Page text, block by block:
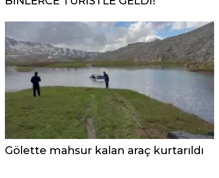
Gölette mahsur kalan araç kurtarıldı